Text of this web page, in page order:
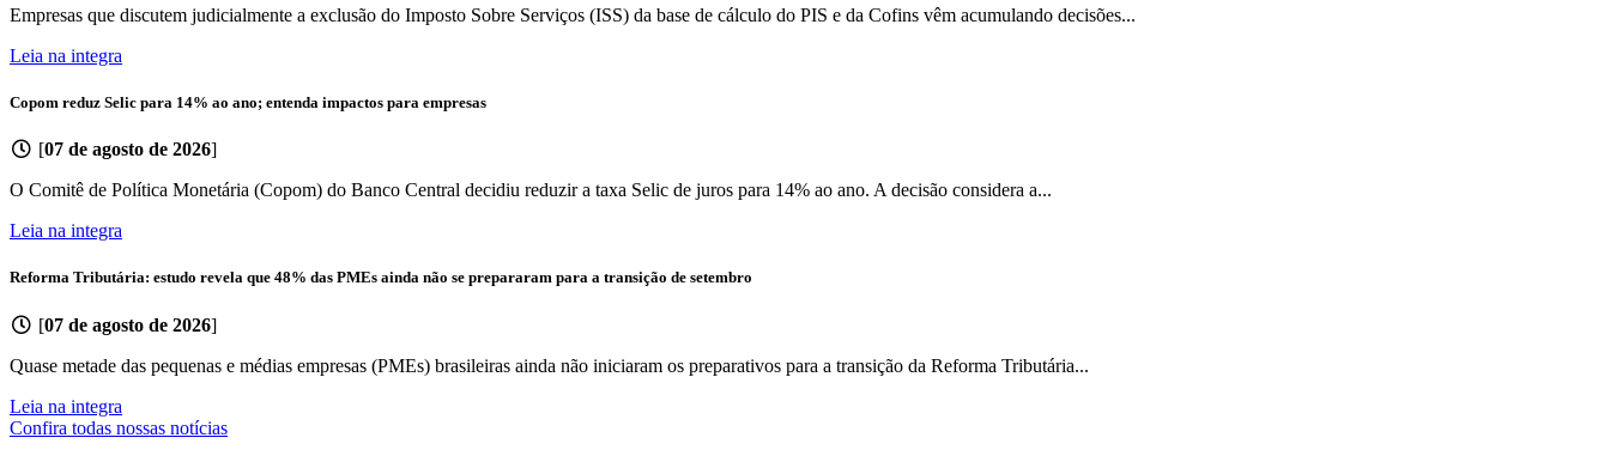
Empresas que discutem judicialmente a exclusão do Imposto Sobre Serviços (ISS) da base de cálculo do PIS e da Cofins vêm acumulando decisões...
Leia na integra
Copom reduz Selic para 14% ao ano; entenda impactos para empresas
[07 de agosto de 2026]
O Comitê de Política Monetária (Copom) do Banco Central decidiu reduzir a taxa Selic de juros para 14% ao ano. A decisão considera a...
Leia na integra
Reforma Tributária: estudo revela que 48% das PMEs ainda não se prepararam para a transição de setembro
[07 de agosto de 2026]
Quase metade das pequenas e médias empresas (PMEs) brasileiras ainda não iniciaram os preparativos para a transição da Reforma Tributária...
Leia na integra
Confira todas nossas notícias